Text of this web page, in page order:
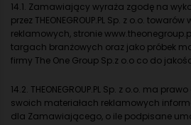
14.1. Zamawiający wyraża zgodę na
przez THEONEGROUP.PL Sp. z o.o.
reklamowych, stronie
targach branżowych oraz jako próbek
firmy The One Group Sp.z o.o co do
14.2. THEONEGROUP.PL Sp. z o.o. ma
swoich materiałach reklamowych
dla Zamawiającego, o ile podpisane